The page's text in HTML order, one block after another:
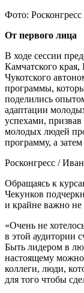
Фото:
От первого лица
В ходе сессии
Камчатского
Чукотского
программы,
поделились
адаптации
успехами,
молодых людей
программу, а
Росконгресс /
Обращаясь к
Чекунков
и крайне важно не
«Очень не
в этой аудитории
Быть лидером в
настоящему
коллеги, люди,
для того чтобы